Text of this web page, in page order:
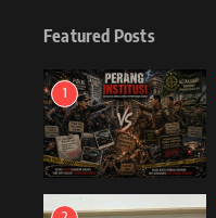
Featured Posts
1